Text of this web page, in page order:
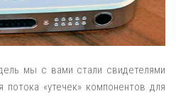
мы с вами стали свидетелями
потока «утечек» компонентов для